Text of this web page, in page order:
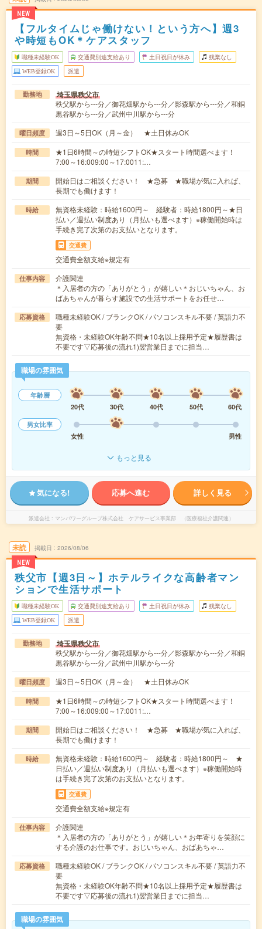
NEW
【フルタイムじゃ働けない！という方へ】週3
や時短もOK＊ケアスタッフ
職種未経験OK 交通費別途支給あり 土日祝日が休み 残業なし
WEB登録OK 派遣
勤務地 埼玉県秩父市
秩父駅から---分／御花畑駅から---分／影森駅から---分／和銅
黒谷駅から---分／武州中川駅から---分
曜日頻度 週3日～5日OK（月～金） ★土日休みOK
時間
★1日6時間～の時短シフトOK★スタート時間選べます！
7:00～16:009:00～17:0011:…
期間
開始日はご相談ください！ ★急募 ★職場が気に入れば、
長期でも働けます！
時給
無資格未経験：時給1600円～ 経験者：時給1800円～★日
払い／週払い制度あり（月払いも選べます）※稼働開始時は
手続き完了次第のお支払いとなります。
交通費
交通費全額支給※規定有
仕事内容
介護関連
＊入居者の方の「ありがとう」が嬉しい＊おじいちゃん、お
ばあちゃんが暮らす施設での生活サポートをお任せ…
応募資格
職種未経験OK / ブランクOK / パソコンスキル不要 / 英語力不
要
無資格・未経験OK年齢不問★10名以上採用予定★履歴書は
不要です▽応募後の流れ1)翌営業日までに担当…
職場の雰囲気
年齢層
20代
30代 40代 50代
60代
男女比率
女性
男性
もっと見る
気になる! 応募へ進む 詳しく見る
派遣会社 マンパワーグループ株式会社 ケアサービス事業部 （医療福祉介護関連）
未読
NEW
掲載日 2026/08/06
秩父市【週3日～】ホテルライクな高齢者マン
ションで生活サポート
職種未経験OK 交通費別途支給あり 土日祝日が休み 残業なし
WEB登録OK 派遣
勤務地 埼玉県秩父市
秩父駅から---分／御花畑駅から---分／影森駅から---分／和銅
黒谷駅から---分／武州中川駅から---分
曜日頻度 週3日～5日OK（月～金） ★土日休みOK
時間
★1日6時間～の時短シフトOK★スタート時間選べます！
7:00～16:009:00～17:0011:…
期間
開始日はご相談ください！ ★急募 ★職場が気に入れば、
長期でも働けます！
時給
無資格未経験：時給1600円～ 経験者：時給1800円～ ★
日払い／週払い制度あり（月払いも選べます）※稼働開始時
は手続き完了次第のお支払いとなります。
交通費
交通費全額支給※規定有
仕事内容
介護関連
＊入居者の方の「ありがとう」が嬉しい＊お年寄りを笑顔に
する介護のお仕事です。おじいちゃん、おばあちゃ…
応募資格
職種未経験OK / ブランクOK / パソコンスキル不要 / 英語力不
要
無資格・未経験OK年齢不問★10名以上採用予定★履歴書は
不要です▽応募後の流れ1)翌営業日までに担当…
職場の雰囲気